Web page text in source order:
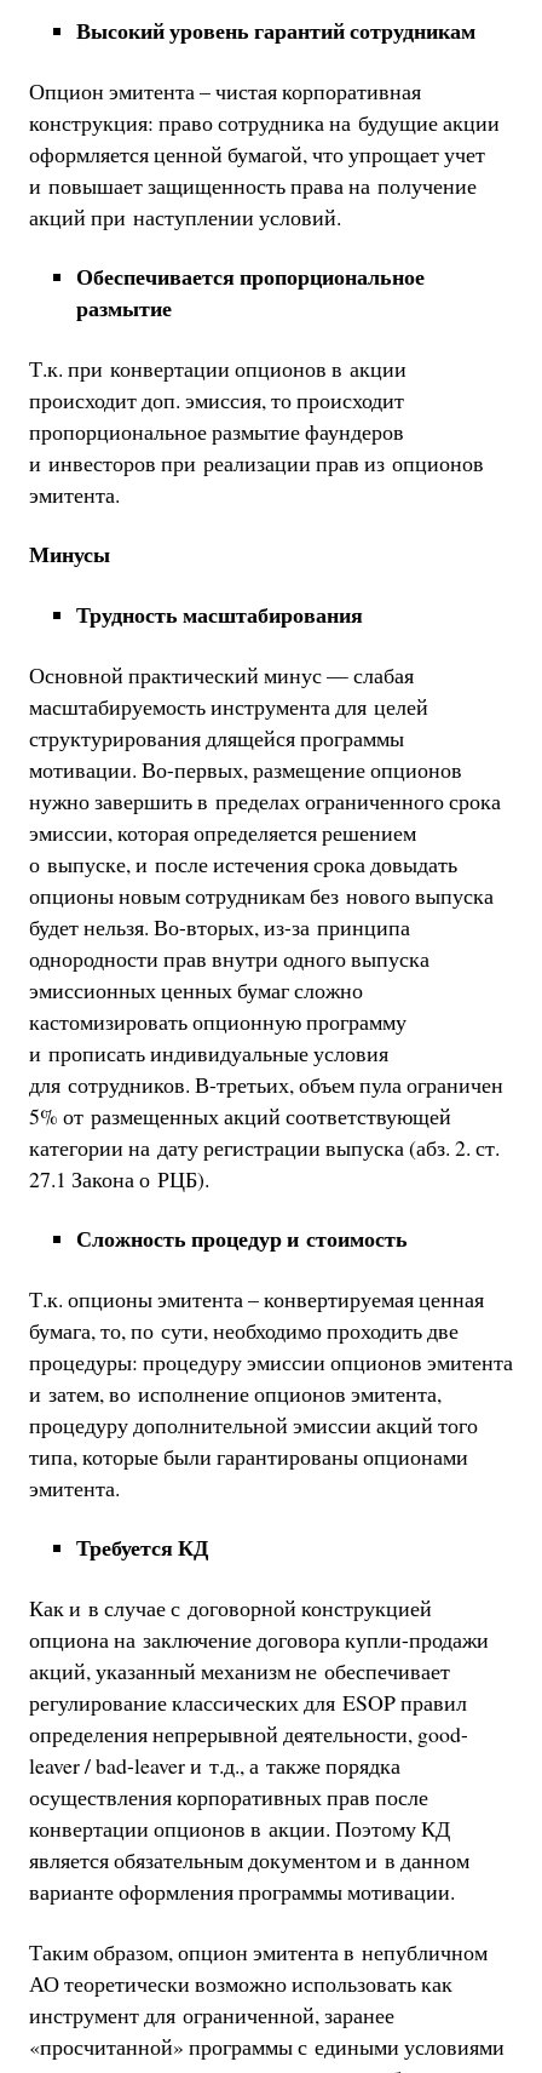
Высокий уровень гарантий сотрудникам
Опцион эмитента – чистая корпоративная
конструкция: право сотрудника на будущие акции
оформляется ценной бумагой, что упрощает учет
и повышает защищенность права на получение
акций при наступлении условий.
Обеспечивается пропорциональное
размытие
Т.к. при конвертации опционов в акции
происходит доп. эмиссия, то происходит
пропорциональное размытие фаундеров
и инвесторов при реализации прав из опционов
эмитента.
Минусы
Трудность масштабирования
Основной практический минус — слабая
масштабируемость инструмента для целей
структурирования длящейся программы
мотивации. Во-первых, размещение опционов
нужно завершить в пределах ограниченного срока
эмиссии, которая определяется решением
о выпуске, и после истечения срока довыдать
опционы новым сотрудникам без нового выпуска
будет нельзя. Во-вторых, из-за принципа
однородности прав внутри одного выпуска
эмиссионных ценных бумаг сложно
кастомизировать опционную программу
и прописать индивидуальные условия
для сотрудников. В-третьих, объем пула ограничен
5% от размещенных акций соответствующей
категории на дату регистрации выпуска (абз. 2. ст.
27.1 Закона о РЦБ).
Сложность процедур и стоимость
Т.к. опционы эмитента – конвертируемая ценная
бумага, то, по сути, необходимо проходить две
процедуры: процедуру эмиссии опционов эмитента
и затем, во исполнение опционов эмитента,
процедуру дополнительной эмиссии акций того
типа, которые были гарантированы опционами
эмитента.
Требуется КД
Как и в случае с договорной конструкцией
опциона на заключение договора купли-продажи
акций, указанный механизм не обеспечивает
регулирование классических для ESOP правил
определения непрерывной деятельности, good-
leaver / bad-leaver и т.д., а также порядка
осуществления корпоративных прав после
конвертации опционов в акции. Поэтому КД
является обязательным документом и в данном
варианте оформления программы мотивации.
Таким образом, опцион эмитента в непубличном
АО теоретически возможно использовать как
инструмент для ограниченной, заранее
«просчитанной» программы с едиными условиями